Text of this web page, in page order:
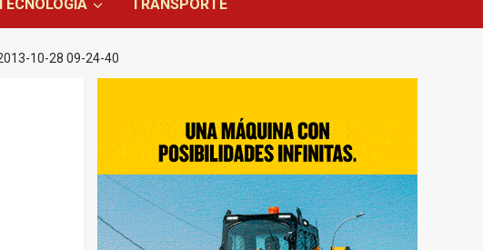
TRANSPORTE
10-28 09-24-40